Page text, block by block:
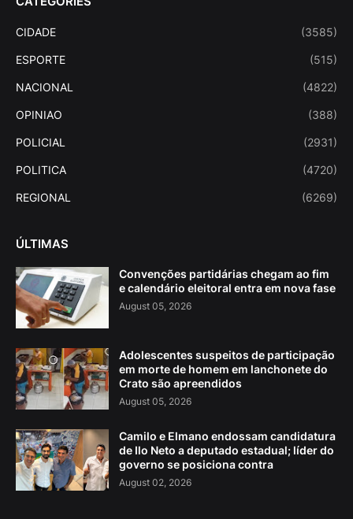
CIDADE (3585)
ESPORTE (515)
NACIONAL (4822)
OPINIAO (388)
POLICIAL (2931)
POLITICA (4720)
REGIONAL (6269)
ÚLTIMAS
Convenções partidárias chegam ao fim
e calendário eleitoral entra em nova fase
August 05, 2026
Adolescentes suspeitos de participação
em morte de homem em lanchonete do
Crato são apreendidos
August 05, 2026
Camilo e Elmano endossam candidatura
de Ilo Neto a deputado estadual; líder do
governo se posiciona contra
August 02, 2026